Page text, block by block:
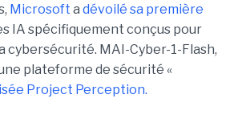
Microsoft a dévoilé sa première
IA spécifiquement conçus pour
cybersécurité. MAI-Cyber-1-Flash,
plateforme de sécurité «
Project Perception.